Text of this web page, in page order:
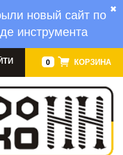
✖
новый сайт по
инструмента
0 КОРЗИНА